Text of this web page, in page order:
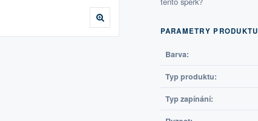
PARAMETRY PRODUKTU
Barva:
Typ produktu:
Typ zapínání: